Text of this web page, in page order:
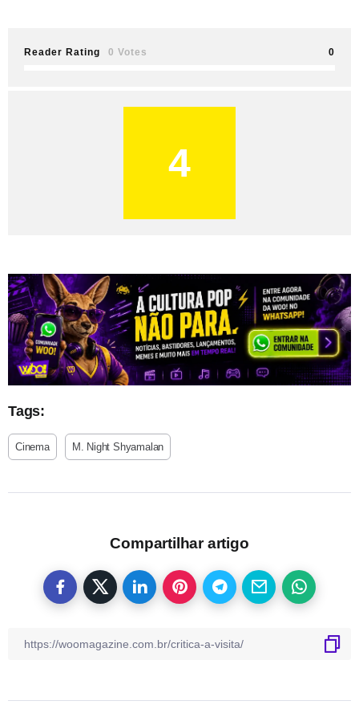
Reader Rating 0 Votes 0
4
Tags:
Cinema M. Night Shyamalan
Compartilhar artigo